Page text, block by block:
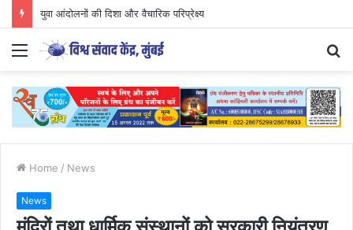
युवा आंदोलनों की दिशा और वैचारिक परिप्रेक्ष्य
Menu
Home / News
News